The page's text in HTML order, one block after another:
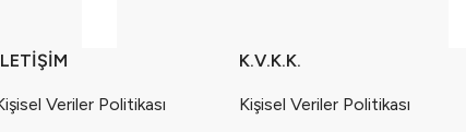
Veriler Politikası
K.V.K.K.
Kişisel Veriler Politikası